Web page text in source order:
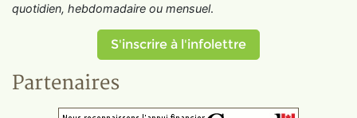
quotidien, hebdomadaire ou mensuel.
S'inscrire à l'infolettre
Partenaires